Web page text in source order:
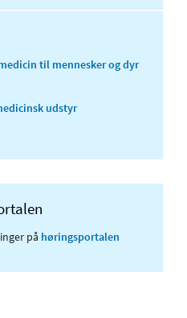
til mennesker og dyr
udstyr
på høringsportalen